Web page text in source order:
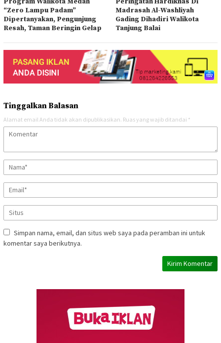
“Zero Lampu Padam”
Dipertanyakan, Pengunjung
Resah, Taman Beringin Gelap
Madrasah Al-Washliyah
Gading Dihadiri Walikota
Tanjung Balai
Tinggalkan Balasan
Alamat email Anda tidak akan dipublikasikan. Ruas yang wajib ditandai *
Simpan nama, email, dan situs web saya pada peramban ini untuk
komentar saya berikutnya.